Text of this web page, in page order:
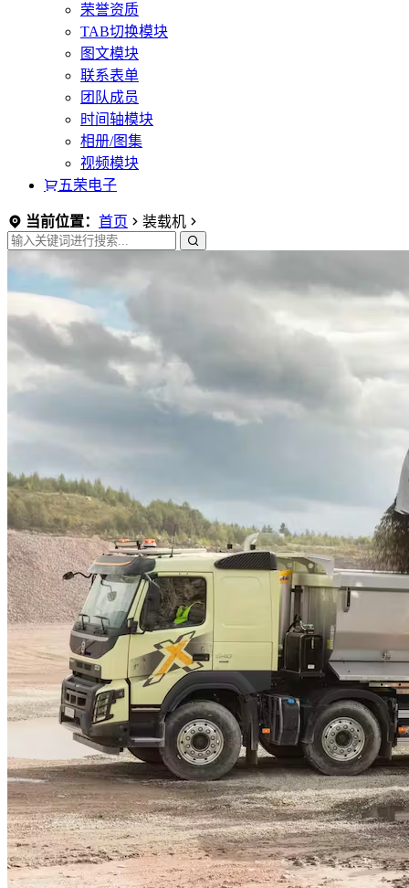
荣誉资质
TAB切换模块
图文模块
联系表单
团队成员
时间轴模块
相册/图集
视频模块
五荣电子
当前位置： 首页 装载机